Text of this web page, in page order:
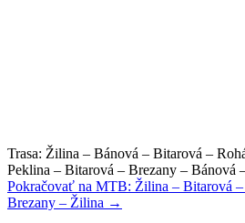
Trasa: Žilina – Bánová – Bitarová –
Peklina – Bitarová – Brezany – Bánová
Pokračovať na MTB: Žilina – Bitarová –
Brezany – Žilina →